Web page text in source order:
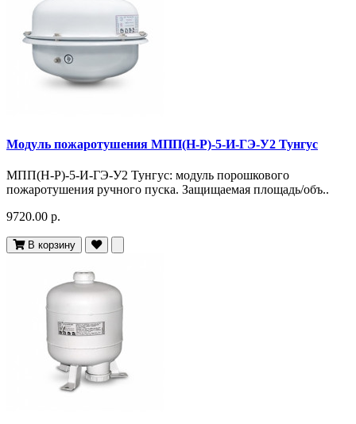
Модуль пожаротушения МПП(Н-Р)-5-И-ГЭ-У2 Тунгус
МПП(Н-Р)-5-И-ГЭ-У2 Тунгус: модуль порошкового
пожаротушения ручного пуска. Защищаемая площадь/объ..
9720.00 р.
В корзину